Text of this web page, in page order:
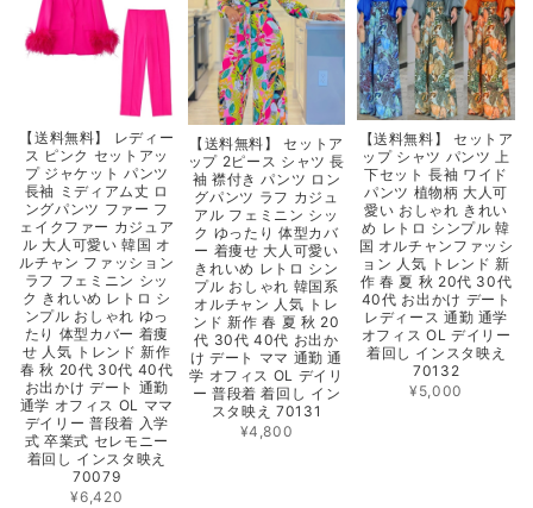
【送料無料】 レディー
ス ピンク セットアッ
プ ジャケット パンツ
長袖 ミディアム丈 ロ
ングパンツ ファー フ
ェイクファー カジュア
ル 大人可愛い 韓国 オ
ルチャン ファッション
ラフ フェミニン シッ
ク きれいめ レトロ シ
ンプル おしゃれ ゆっ
たり 体型カバー 着痩
せ 人気 トレンド 新作
春 秋 20代 30代 40代
お出かけ デート 通勤
通学 オフィス OL ママ
デイリー 普段着 入学
式 卒業式 セレモニー
着回し インスタ映え
70079
¥6,420
【送料無料】 セットア
ップ 2ピース シャツ 長
袖 襟付き パンツ ロン
グパンツ ラフ カジュ
アル フェミニン シッ
ク ゆったり 体型カバ
ー 着痩せ 大人可愛い
きれいめ レトロ シン
プル おしゃれ 韓国系
オルチャン 人気 トレ
ンド 新作 春 夏 秋 20
代 30代 40代 お出か
け デート ママ 通勤 通
学 オフィス OL デイリ
ー 普段着 着回し イン
スタ映え 70131
¥4,800
【送料無料】 セットア
ップ シャツ パンツ 上
下セット 長袖 ワイド
パンツ 植物柄 大人可
愛い おしゃれ きれい
め レトロ シンプル 韓
国 オルチャンファッシ
ョン 人気 トレンド 新
作 春 夏 秋 20代 30代
40代 お出かけ デート
レディース 通勤 通学
オフィス OL デイリー
着回し インスタ映え
70132
¥5,000